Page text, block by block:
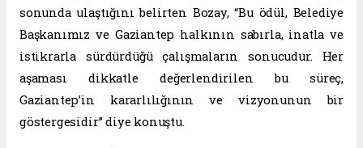
sonunda ulaştığını belirten Bozay, “Bu ödül, Belediye
Başkanımız ve Gaziantep halkının sabırla, inatla ve
istikrarla sürdürdüğü çalışmaların sonucudur. Her
aşaması dikkatle değerlendirilen bu süreç,
Gaziantep’in kararlılığının ve vizyonunun bir
göstergesidir” diye konuştu.